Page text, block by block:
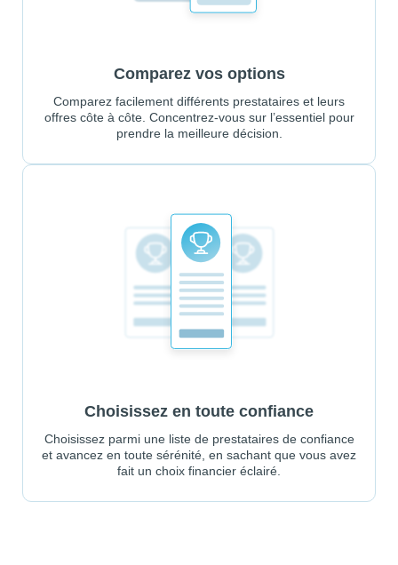
Comparez vos options
Comparez facilement différents prestataires et leurs
offres côte à côte. Concentrez-vous sur l’essentiel pour
prendre la meilleure décision.
Choisissez en toute confiance
Choisissez parmi une liste de prestataires de confiance
et avancez en toute sérénité, en sachant que vous avez
fait un choix financier éclairé.